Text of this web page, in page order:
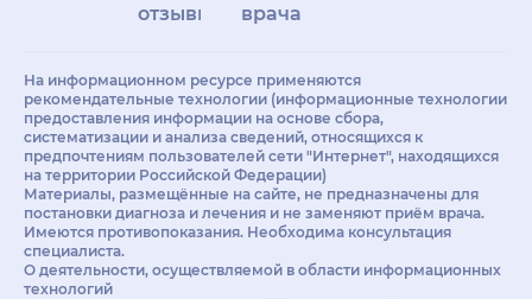
отзывы
врачам
На информационном ресурсе применяются
рекомендательные технологии (информационные технологии
предоставления информации на основе сбора,
систематизации и анализа сведений, относящихся к
предпочтениям пользователей сети "Интернет", находящихся
на территории Российской Федерации)
Материалы, размещённые на сайте, не предназначены для
постановки диагноза и лечения и не заменяют приём врача.
Имеются противопоказания. Необходима консультация
специалиста.
О деятельности, осуществляемой в области информационных
технологий